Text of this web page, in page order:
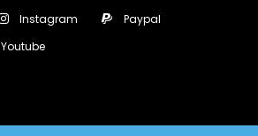
Instagram
Paypal
Youtube